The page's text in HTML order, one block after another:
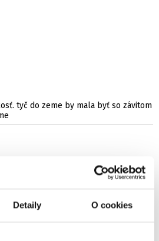
Detaily O cookies
tyč do zeme by mala byť so závitom
TEJ ISTEJ